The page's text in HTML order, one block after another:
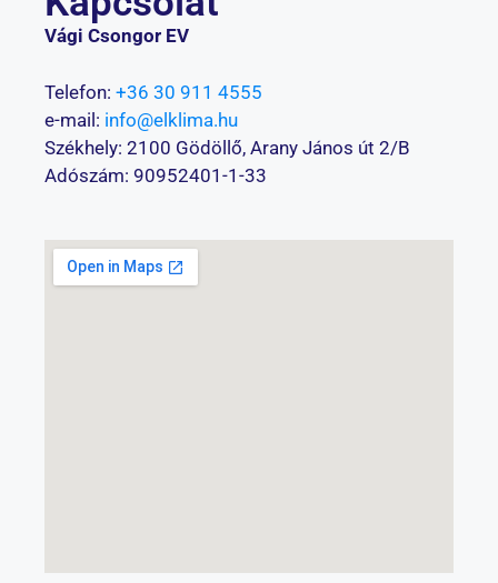
Vági Csongor EV
Telefon: +36 30 911 4555
e-mail: info@elklima.hu
Székhely: 2100 Gödöllő, Arany János út 2/B
Adószám: 90952401-1-33